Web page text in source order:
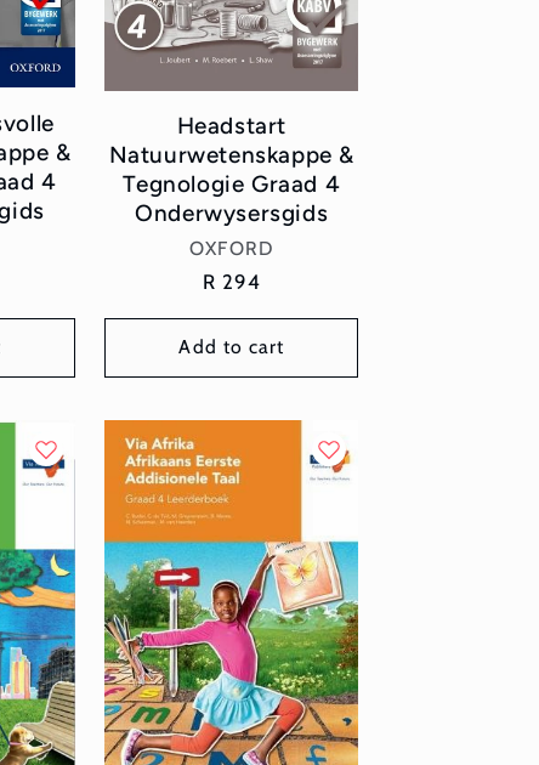
&
4
Headstart
Natuurwetenskappe &
Tegnologie Graad 4
Onderwysersgids
Vendor:
OXFORD
Regular
R 294
Add to cart